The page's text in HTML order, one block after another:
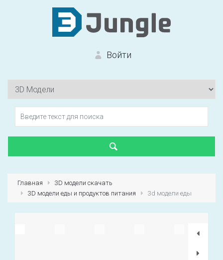
Войти
Первый раз?
Главная
3D модели скачать
3D модели еды и продуктов питания
3d модели еды